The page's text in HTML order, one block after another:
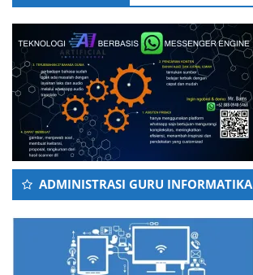
ADMINISTRASI GURU INFORMATIKA